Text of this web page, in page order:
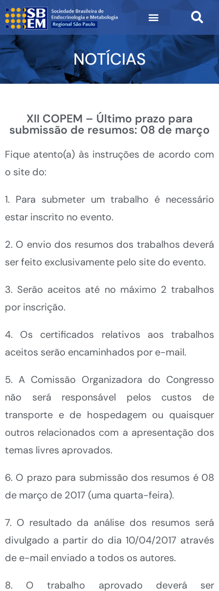
NOTÍCIAS
XII COPEM – Último prazo para
submissão de resumos: 08 de março
Fique atento(a) às instruções de acordo com
o site do:
1. Para submeter um trabalho é necessário
estar inscrito no evento.
2. O envio dos resumos dos trabalhos deverá
ser feito exclusivamente pelo site do evento.
3. Serão aceitos até no máximo 2 trabalhos
por inscrição.
4. Os certificados relativos aos trabalhos
aceitos serão encaminhados por e-mail.
5. A Comissão Organizadora do Congresso
não será responsável pelos custos de
transporte e de hospedagem ou quaisquer
outros relacionados com a apresentação dos
temas livres aprovados.
6. O prazo para submissão dos resumos é 08
de março de 2017 (uma quarta-feira).
7. O resultado da análise dos resumos será
divulgado a partir do dia 10/04/2017 através
de e-mail enviado a todos os autores.
8. O trabalho aprovado deverá ser